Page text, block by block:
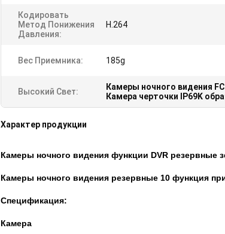
Кодировать
Метод Понижения
Давления:
H.264
Вес Приемника: 185g
Высокий Свет: Камеры ночного видения
Камера черточки IP69K
Характер продукции
Камеры ночного видения функции DVR резервные
Камеры ночного видения резервные 10 функция
Спецификация:
Камера